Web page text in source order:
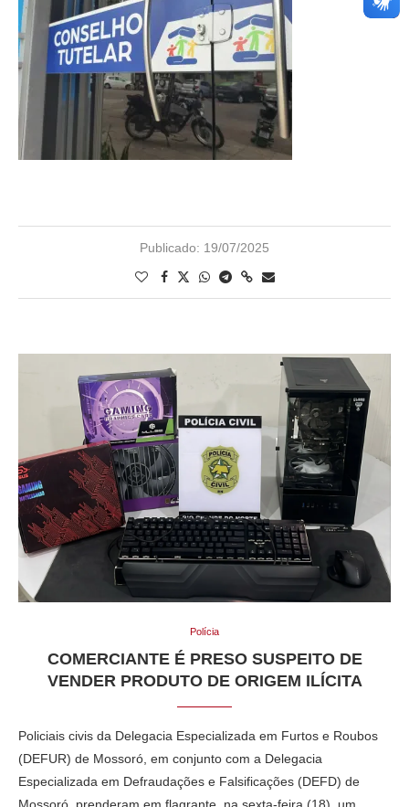
Publicado: 19/07/2025
Polícia
COMERCIANTE É PRESO SUSPEITO DE
VENDER PRODUTO DE ORIGEM ILÍCITA
Policiais civis da Delegacia Especializada em Furtos e Roubos
(DEFUR) de Mossoró, em conjunto com a Delegacia
Especializada em Defraudações e Falsificações (DEFD) de